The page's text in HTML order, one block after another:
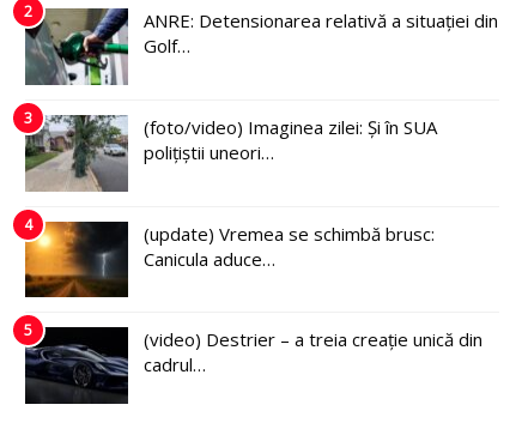
2
ANRE: Detensionarea relativă a situației din
Golf…
3
(foto/video) Imaginea zilei: Și în SUA
polițiștii uneori…
4
(update) Vremea se schimbă brusc:
Canicula aduce…
5
(video) Destrier – a treia creație unică din
cadrul…